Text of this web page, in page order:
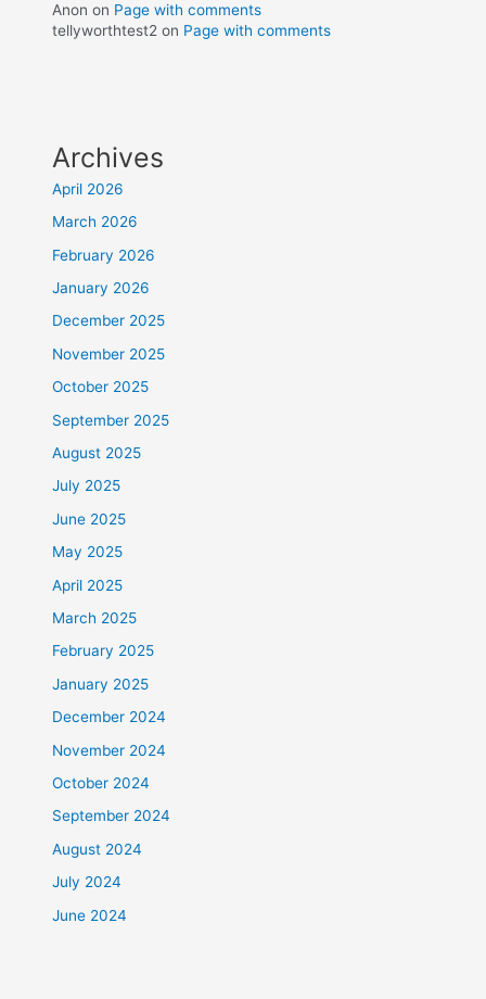
Anon on Page with comments
tellyworthtest2 on Page with comments
Archives
April 2026
March 2026
February 2026
January 2026
December 2025
November 2025
October 2025
September 2025
August 2025
July 2025
June 2025
May 2025
April 2025
March 2025
February 2025
January 2025
December 2024
November 2024
October 2024
September 2024
August 2024
July 2024
June 2024